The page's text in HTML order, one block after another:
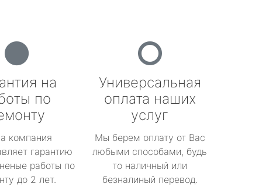
на
по
компания
гарантию
работы по
до 2 лет.
Универсальная
оплата наших
услуг
Мы берем оплату от Вас
любыми способами, будь
то наличный или
безналиный перевод.